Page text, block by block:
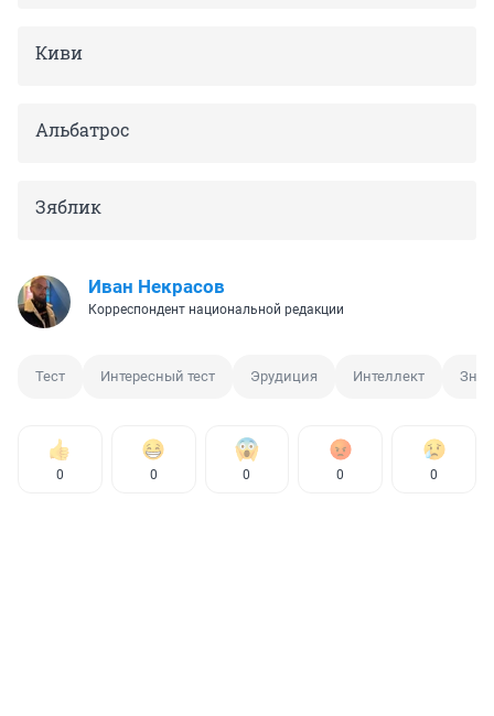
Киви
Альбатрос
Зяблик
Иван Некрасов
Корреспондент национальной редакции
Тест Интересный тест Эрудиция Интеллект
0 0 0 0 0